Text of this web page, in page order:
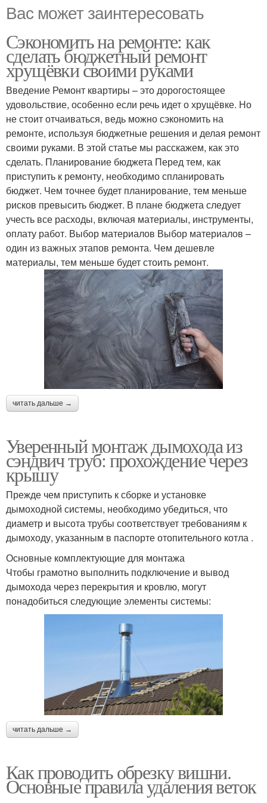
Вас может заинтересовать
Сэкономить на ремонте: как
сделать бюджетный ремонт
хрущёвки своими руками
Введение Ремонт квартиры – это дорогостоящее
удовольствие, особенно если речь идет о хрущёвке. Но
не стоит отчаиваться, ведь можно сэкономить на
ремонте, используя бюджетные решения и делая ремонт
своими руками. В этой статье мы расскажем, как это
сделать. Планирование бюджета Перед тем, как
приступить к ремонту, необходимо спланировать
бюджет. Чем точнее будет планирование, тем меньше
рисков превысить бюджет. В плане бюджета следует
учесть все расходы, включая материалы, инструменты,
оплату работ. Выбор материалов Выбор материалов –
один из важных этапов ремонта. Чем дешевле
материалы, тем меньше будет стоить ремонт.
читать дальше →
Уверенный монтаж дымохода из
сэндвич труб: прохождение через
крышу
Прежде чем приступить к сборке и установке
дымоходной системы, необходимо убедиться, что
диаметр и высота трубы соответствует требованиям к
дымоходу, указанным в паспорте отопительного котла .
Основные комплектующие для монтажа
Чтобы грамотно выполнить подключение и вывод
дымохода через перекрытия и кровлю, могут
понадобиться следующие элементы системы:
читать дальше →
Как проводить обрезку вишни.
Основные правила удаления веток